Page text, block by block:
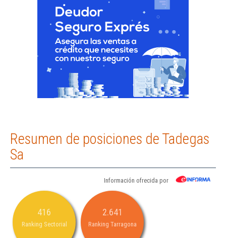
Resumen de posiciones de Tadegas
Sa
Información ofrecida por
416
Ranking Sectorial
2.641
Ranking Tarragona